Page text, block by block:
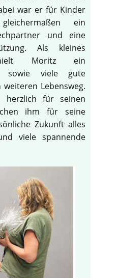
war er für Kinder
ein
und eine
Als kleines
Moritz ein
sowie viele gute
Lebensweg.
herzlich für seinen
ihm für seine
Zukunft alles
viele spannende